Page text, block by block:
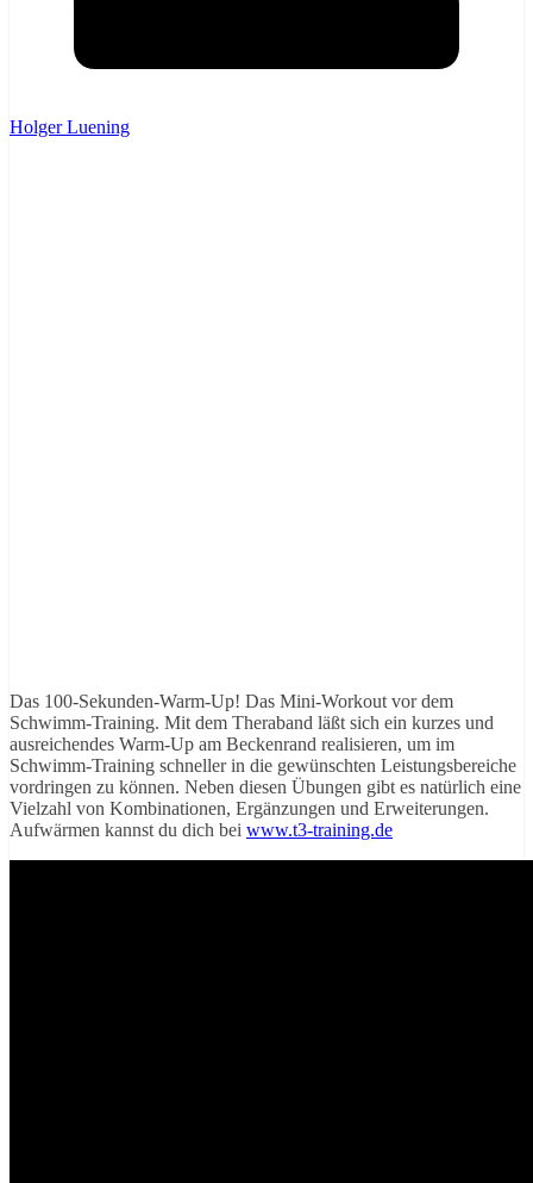
Holger Luening
Das 100-Sekunden-Warm-Up! Das Mini-Workout vor dem
Schwimm-Training. Mit dem Theraband läßt sich ein kurzes und
ausreichendes Warm-Up am Beckenrand realisieren, um im
Schwimm-Training schneller in die gewünschten Leistungsbereiche
vordringen zu können. Neben diesen Übungen gibt es natürlich eine
Vielzahl von Kombinationen, Ergänzungen und Erweiterungen.
Aufwärmen kannst du dich bei www.t3-training.de